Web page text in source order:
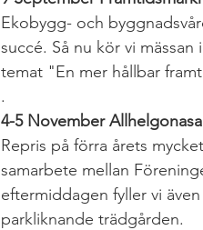
Ekobygg- och
succé. Så nu kör vi
temat "En mer hållbar
.
4-5 November
Repris på förra årets
samarbete mellan
eftermiddagen fyller vi
parkliknande trädgården.